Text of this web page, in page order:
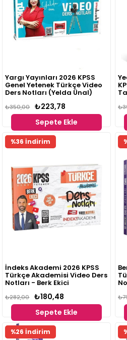
Yargı Yayınları 2026 KPSS
Genel Yetenek Türkçe Video
Ders Notları (Yelda Ünal)
₺223,78
₺350,00
Sepete Ekle
İndeks Akademi 2026 KPSS
Türkçe Akademisi Video Ders
Notları - Berk Ekici
₺180,48
₺282,00
Sepete Ekle
%36 İndirim
Fırsat
Ürünü
%26 İndirim